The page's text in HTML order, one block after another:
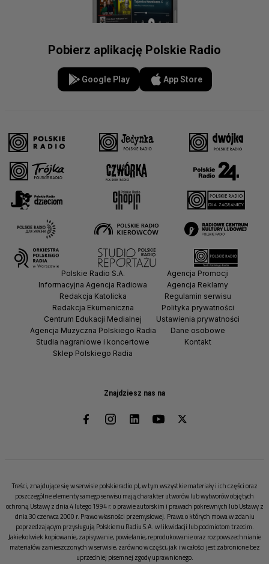
Pobierz aplikację Polskie Radio
Google Play App Store
Znajdziesz nas na
Polskie Radio S.A.
Informacyjna Agencja Radiowa
Redakcja Katolicka
Redakcja Ekumeniczna
Centrum Edukacji Medialnej
Agencja Muzyczna Polskiego Radia
Studia nagraniowe i koncertowe
Sklep Polskiego Radia
Agencja Promocji
Agencja Reklamy
Regulamin serwisu
Polityka prywatności
Ustawienia prywatności
Dane osobowe
Kontakt
Treści, znajdujące się w serwisie polskieradio.pl, w tym wszystkie materiały i ich części oraz
poszczególne elementy samego serwisu mają charakter utworów lub wytworów objętych
ochroną Ustawy z dnia 4 lutego 1994 r. o prawie autorskim i prawach pokrewnych lub Ustawy z
dnia 30 czerwca 2000 r. Prawo własności przemysłowej. Prawa o których mowa w zdaniu
poprzedzającym przysługują Polskiemu Radiu S.A. w likwidacji lub podmiotom trzecim.
Jakiekolwiek kopiowanie, zapisywanie, powielanie, reprodukowanie oraz rozpowszechnianie
materiałów zamieszczonych w serwisie, zarówno w części, jak i w całości jest zabronione bez
uprzedniej pisemnej zgody uprawnionego.